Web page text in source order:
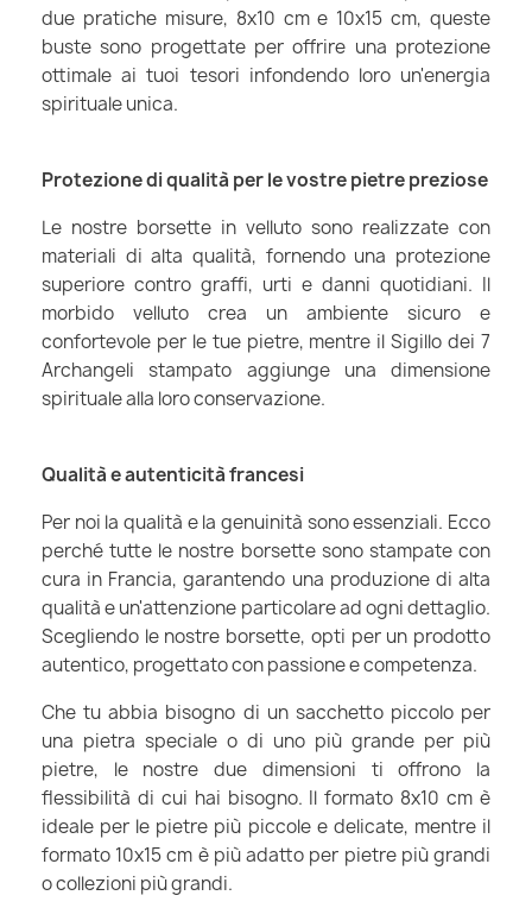
due pratiche misure, 8x10 cm e 10x15 cm, queste
buste sono progettate per offrire una protezione
ottimale ai tuoi tesori infondendo loro un'energia
spirituale unica.
Protezione di qualità per le vostre pietre preziose
Le nostre borsette in velluto sono realizzate con
materiali di alta qualità, fornendo una protezione
superiore contro graffi, urti e danni quotidiani. Il
morbido velluto crea un ambiente sicuro e
confortevole per le tue pietre, mentre il Sigillo dei 7
Archangeli stampato aggiunge una dimensione
spirituale alla loro conservazione.
Qualità e autenticità francesi
Per noi la qualità e la genuinità sono essenziali. Ecco
perché tutte le nostre borsette sono stampate con
cura in Francia, garantendo una produzione di alta
qualità e un'attenzione particolare ad ogni dettaglio.
Scegliendo le nostre borsette, opti per un prodotto
autentico, progettato con passione e competenza.
Che tu abbia bisogno di un sacchetto piccolo per
una pietra speciale o di uno più grande per più
pietre, le nostre due dimensioni ti offrono la
flessibilità di cui hai bisogno. Il formato 8x10 cm è
ideale per le pietre più piccole e delicate, mentre il
formato 10x15 cm è più adatto per pietre più grandi
o collezioni più grandi.